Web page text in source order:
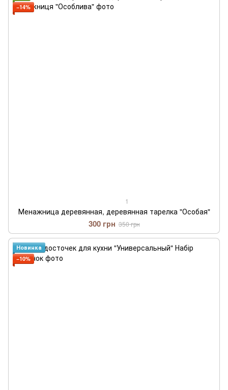
−14%
1
Менажница деревянная, деревянная тарелка "Особая"
300 грн 350 грн
Новинка
−10%